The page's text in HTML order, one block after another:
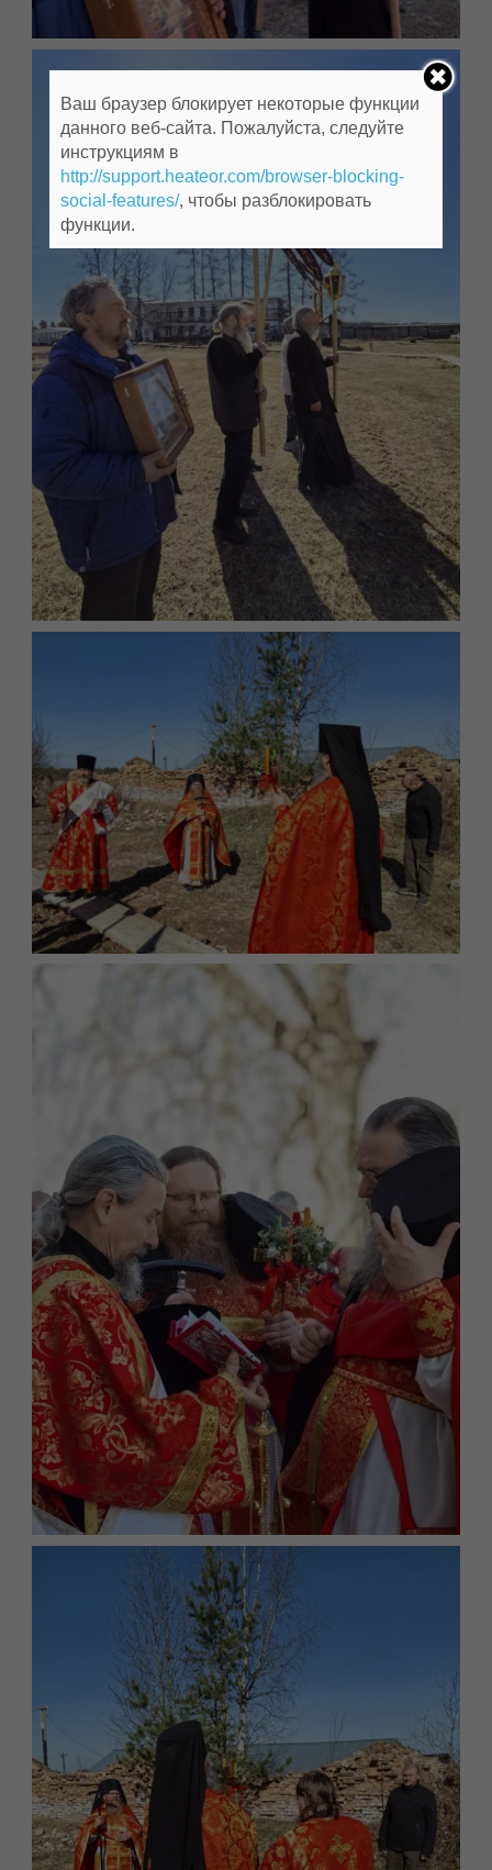
Ваш браузер блокирует некоторые функции
данного веб-сайта. Пожалуйста, следуйте
инструкциям в
http://support.heateor.com/browser-blocking-
social-features/, чтобы разблокировать
функции.